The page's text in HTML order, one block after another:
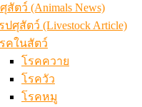
สัตว์ (Animals News)
ศุสัตว์ (Livestock Article)
คในสัตว์
โรคควาย
โรควัว
โรคหมู